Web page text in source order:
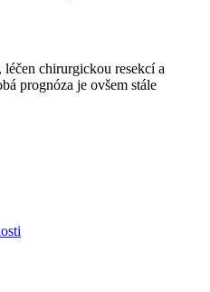
léčen chirurgickou resekcí a
prognóza je ovšem stále